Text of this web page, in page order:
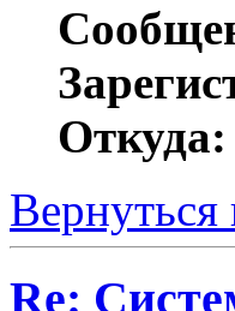
Откуда:
Вернуться
Re: